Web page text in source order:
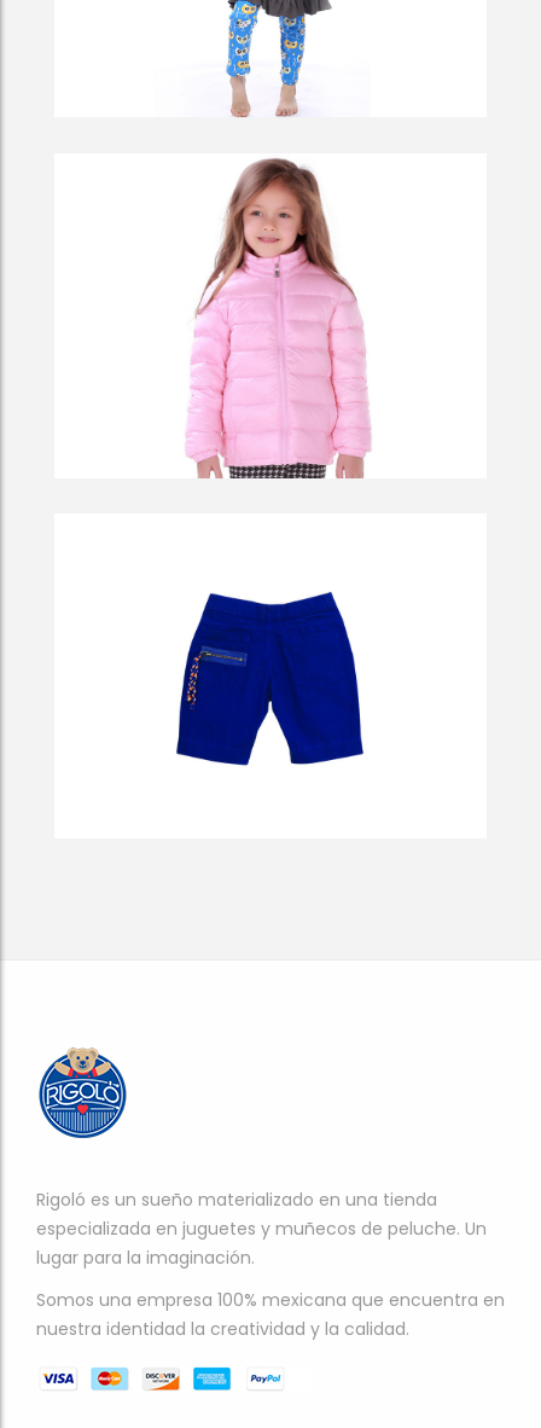
Frozen Trees In A Lake
Fog In A Quarry
Rigoló es un sueño materializado en una tienda
especializada en juguetes y muñecos de peluche. Un
lugar para la imaginación.
Somos una empresa 100% mexicana que encuentra en
nuestra identidad la creatividad y la calidad.